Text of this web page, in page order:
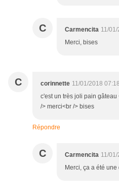
C Carmencita 11/
Merci, bises
C corinnette 11/01/2018 07:18
c'est un très joli pain
/> merci<br /> bises
Répondre
C Carmencita 11/
Merci, ça a été